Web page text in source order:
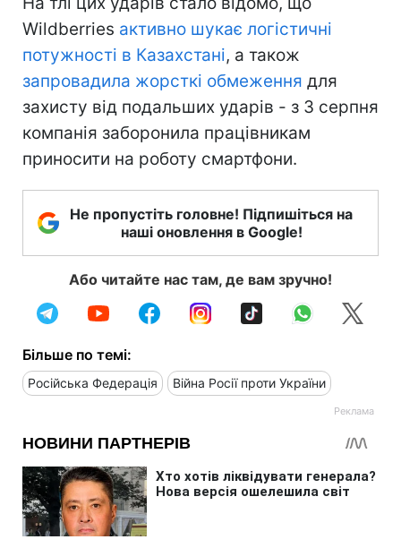
Wildberries активно шукає логістичні
потужності в Казахстані, а також
запровадила жорсткі обмеження для
захисту від подальших ударів - з 3 серпня
компанія заборонила працівникам
приносити на роботу смартфони.
Не пропустіть головне! Підпишіться на
наші оновлення в Google!
Або читайте нас там, де вам зручно!
Більше по темі:
Російська Федерація Війна Росії проти України